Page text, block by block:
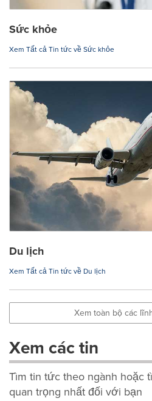
Sức khỏe
Xem Tất cả Tin tức về Sức khỏe
Du lịch
Xem Tất cả Tin tức về Du lịch
Xem toàn bộ các
Xem các tin
Tìm tin tức theo ngành hoặc
quan trọng nhất đối với bạn